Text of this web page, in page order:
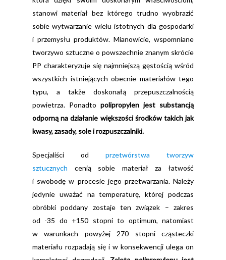
stanowi materiał bez którego trudno wyobrazić
sobie wytwarzanie wielu istotnych dla gospodarki
i przemysłu produktów. Mianowicie, wspomniane
tworzywo sztuczne o powszechnie znanym skrócie
PP charakteryzuje się najmniejszą gęstością wśród
wszystkich istniejących obecnie materiałów tego
typu, a także doskonałą przepuszczalnością
powietrza. Ponadto polipropylen jest substancją
odporną na działanie większości środków takich jak
kwasy, zasady, sole i rozpuszczalniki.
Specjaliści od przetwórstwa tworzyw
sztucznych cenią sobie materiał za łatwość
i swobodę w procesie jego przetwarzania. Należy
jedynie uważać na temperaturę, której podczas
obróbki poddany zostaje ten związek – zakres
od -35 do +150 stopni to optimum, natomiast
w warunkach powyżej 270 stopni cząsteczki
materiału rozpadają się i w konsekwencji ulega on